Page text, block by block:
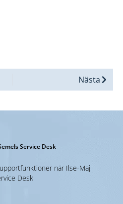
Nästa
Service Desk
när Ilse-Maj
Desk